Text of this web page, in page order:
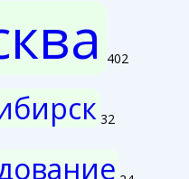
402
32